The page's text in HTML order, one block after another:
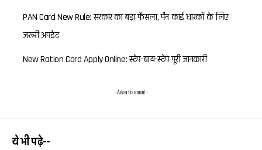
PAN Card New Rule: सरकार का बड़ा फैसला, पैन कार्ड धारकों के लिए
जरूरी अपडेट
New Ration Card Apply Online: स्टेप-बाय-स्टेप पूरी जानकारी
- Advertisement -
ये भी पढ़े--